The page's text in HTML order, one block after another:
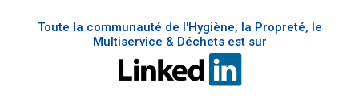
Toute la communauté de l'Hygiène, la Propreté, le
Multiservice & Déchets est sur